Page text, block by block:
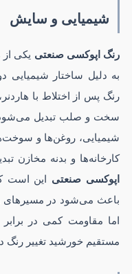
شیمیایی و سایش
رنگ اپوکسی صنعتی یکی
به دلیل ساختار
رنگ پس از اختلاط با
سخت و صلب تبدیل می‌شود.
شیمیایی، روغن‌ها و
کارخانه‌ها و بدنه مخازن
اپوکسی صنعتی این است
باعث می‌شود در مسیرهای
مستقیم خورشید تغییر رنگ